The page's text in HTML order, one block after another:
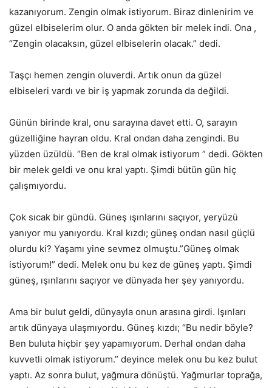
kazanıyorum. Zengin olmak istiyorum. Biraz dinlenirim ve
güzel elbiselerim olur. O anda gökten bir melek indi. Ona ,
“Zengin olacaksın, güzel elbiselerin olacak.” dedi.
Taşçı hemen zengin oluverdi. Artık onun da güzel
elbiseleri vardı ve bir iş yapmak zorunda da değildi.
Günün birinde kral, onu sarayına davet etti. O, sarayın
güzelliğine hayran oldu. Kral ondan daha zengindi. Bu
yüzden üzüldü. “Ben de kral olmak istiyorum ” dedi. Gökten
bir melek geldi ve onu kral yaptı. Şimdi bütün gün hiç
çalışmıyordu.
Çok sıcak bir gündü. Güneş ışınlarını saçıyor, yeryüzü
yanıyor mu yanıyordu. Kral kızdı; güneş ondan nasıl güçlü
olurdu ki? Yaşamı yine sevmez olmuştu.”Güneş olmak
istiyorum!” dedi. Melek onu bu kez de güneş yaptı. Şimdi
güneş, ışınlarını saçıyor ve dünyada her şey yanıyordu.
Ama bir bulut geldi, dünyayla onun arasına girdi. Işınları
artık dünyaya ulaşmıyordu. Güneş kızdı; “Bu nedir böyle?
Ben buluta hiçbir şey yapamıyorum. Derhal ondan daha
kuvvetli olmak istiyorum.” deyince melek onu bu kez bulut
yaptı. Az sonra bulut, yağmura dönüştü. Yağmurlar toprağa,